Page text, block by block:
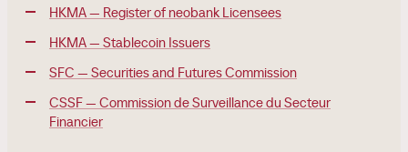
HKMA — Register of neobank Licensees
HKMA — Stablecoin Issuers
SFC — Securities and Futures Commission
CSSF — Commission de Surveillance du Secteur
Financier